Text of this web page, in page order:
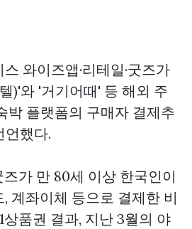
와이즈앱·리테일·굿즈가
)'와 '거기어때' 등 해외 주
박 플랫폼의 구매자 결제추
언했다.
즈가 만 80세 이상 한국인이
계좌이체 등으로 결제한 비
상품권 결과, 지난 3월의 야